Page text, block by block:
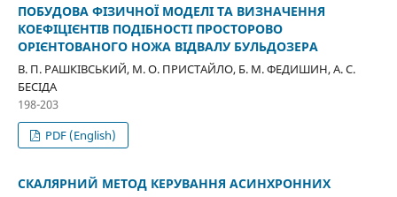
ПОБУДОВА ФІЗИЧНОЇ МОДЕЛІ ТА ВИЗНАЧЕННЯ
КОЕФІЦІЄНТІВ ПОДІБНОСТІ ПРОСТОРОВО
ОРІЄНТОВАНОГО НОЖА ВІДВАЛУ БУЛЬДОЗЕРА
В. П. РАШКІВСЬКИЙ, М. О. ПРИСТАЙЛО, Б. М. ФЕДИШИН, А. С.
БЕСІДА
198-203
PDF (English)
СКАЛЯРНИЙ МЕТОД КЕРУВАННЯ АСИНХРОННИХ